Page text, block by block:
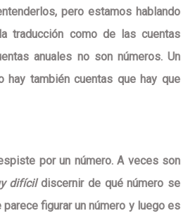
pero estamos hablando
traducción como de las cuentas
anuales no son números. Un
hay también cuentas que hay que
por un número. A veces son
difícildiscernir de qué número se
figurar un número y luego es